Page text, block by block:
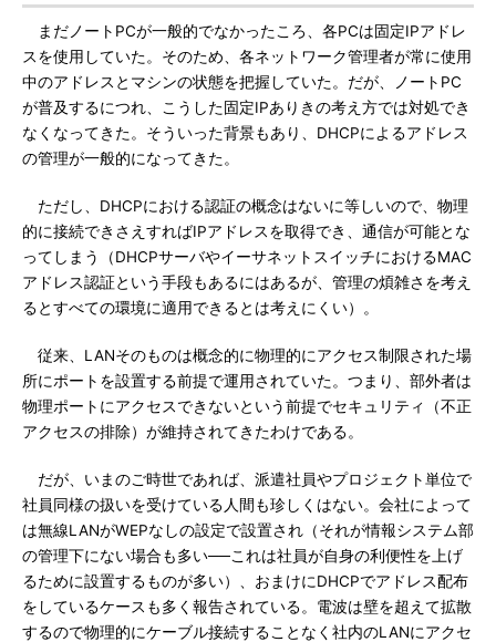
まだノートPCが一般的でなかったころ、各PCは固定IPアドレ
スを使用していた。そのため、各ネットワーク管理者が常に使用
中のアドレスとマシンの状態を把握していた。だが、ノートPC
が普及するにつれ、こうした固定IPありきの考え方では対処でき
なくなってきた。そういった背景もあり、DHCPによるアドレス
の管理が一般的になってきた。
ただし、DHCPにおける認証の概念はないに等しいので、物理
的に接続できさえすればIPアドレスを取得でき、通信が可能とな
ってしまう（DHCPサーバやイーサネットスイッチにおけるMAC
アドレス認証という手段もあるにはあるが、管理の煩雑さを考え
るとすべての環境に適用できるとは考えにくい）。
従来、LANそのものは概念的に物理的にアクセス制限された場
所にポートを設置する前提で運用されていた。つまり、部外者は
物理ポートにアクセスできないという前提でセキュリティ（不正
アクセスの排除）が維持されてきたわけである。
だが、いまのご時世であれば、派遣社員やプロジェクト単位で
社員同様の扱いを受けている人間も珍しくはない。会社によって
は無線LANがWEPなしの設定で設置され（それが情報システム部
の管理下にない場合も多い──これは社員が自身の利便性を上げ
るために設置するものが多い）、おまけにDHCPでアドレス配布
をしているケースも多く報告されている。電波は壁を超えて拡散
するので物理的にケーブル接続することなく社内のLANにアクセ